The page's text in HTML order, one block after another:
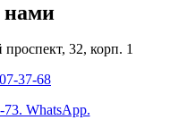
нами
32, корп. 1
37-68
WhatsApp.